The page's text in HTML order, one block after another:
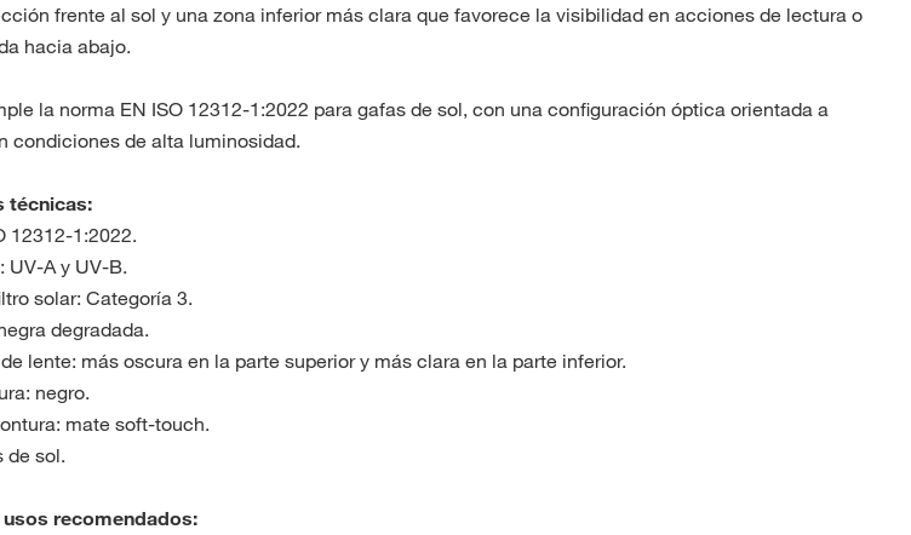
frente al sol y una zona inferior más clara que favorece la visibilidad en acciones de lectura o
hacia abajo.
la norma EN ISO 12312-1:2022 para gafas de sol, con una configuración óptica orientada a
condiciones de alta luminosidad.
técnicas:
12312-1:2022.
UV-A y UV-B.
solar: Categoría 3.
degradada.
lente: más oscura en la parte superior y más clara en la parte inferior.
negro.
mate soft-touch.
de sol.
recomendados: